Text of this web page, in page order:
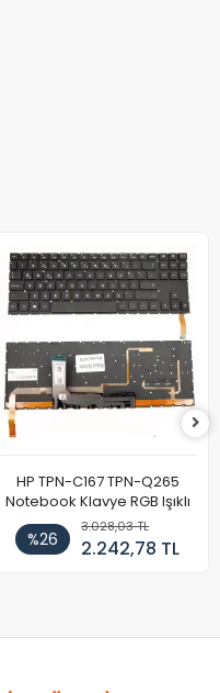
HP TPN-C167 TPN-Q265
Notebook Klavye RGB Işıklı
%26
3.028,03 TL
2.242,78 TL